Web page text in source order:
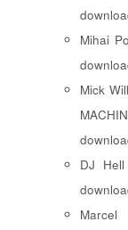
Mihai
Mick
DJ
Marcel